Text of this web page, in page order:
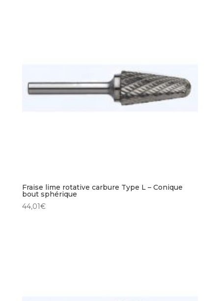
Fraise lime rotative carbure Type L – Conique
bout sphérique
44,01€